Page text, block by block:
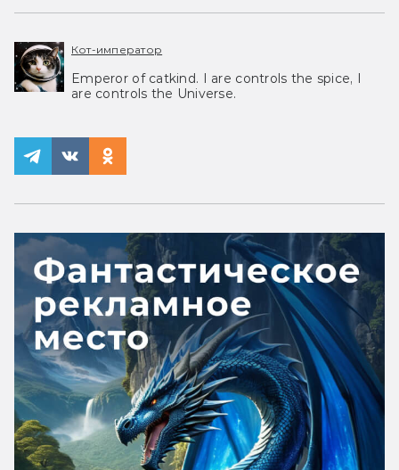
Кот-император
Emperor of catkind. I are controls the spice, I
are controls the Universe.